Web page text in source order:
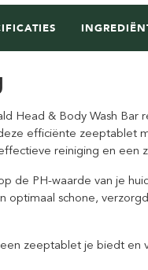
Head & Body Wash
efficiënte zeeptablet
reiniging en een
de PH-waarde van je
optimaal schone,
zeeptablet je biedt en